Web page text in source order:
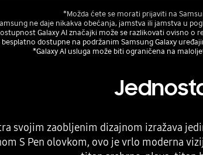
*Možda ćete se morati prijaviti na
ne daje nikakva obećanja, jamstva ili jamstva u
Galaxy AI značajki može se razlikovati ovisno o
besplatno dostupne na podržanim Samsung Galaxy
*Galaxy AI usluga može biti ograničena na
svojim zaobljenim dizajnom izražava
S Pen olovkom, ovo je vrlo moderna